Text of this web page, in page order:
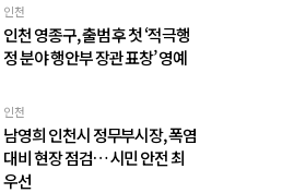
인천
인천 영종구, 출범 후 첫 ‘적극행
정 분야 행안부 장관 표창’ 영예
인천
남영희 인천시 정무부시장, 폭염
대비 현장 점검… 시민 안전 최
우선